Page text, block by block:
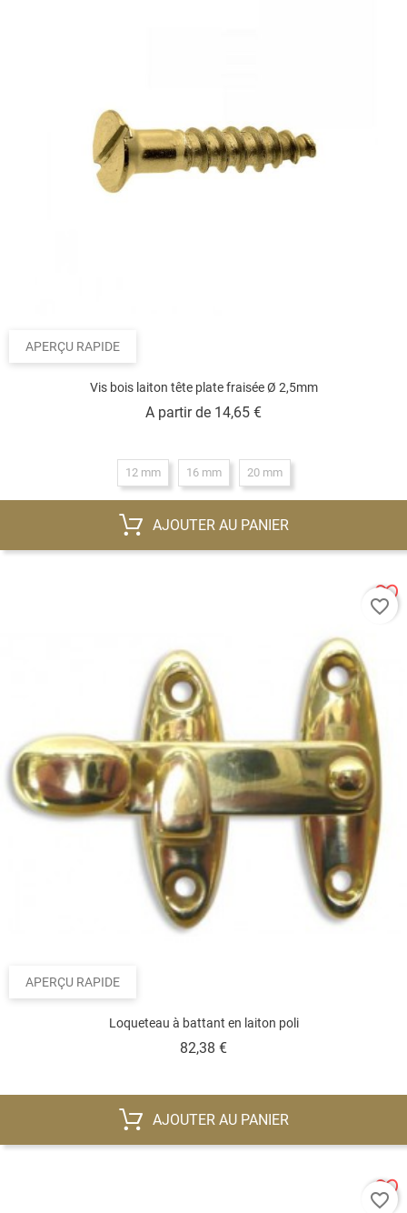
APERÇU RAPIDE
Vis bois laiton tête plate fraisée Ø 2,5mm
A partir de 14,65 €Prix
12 mm 16 mm 20 mm
AJOUTER AU PANIER
APERÇU RAPIDE
Loqueteau à battant en laiton poli
82,38 €Prix
AJOUTER AU PANIER
favorite_border
favorite_border